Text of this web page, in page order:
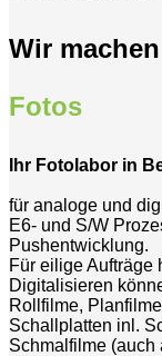
Wir
Fotos
Ihr Fotolabor in
für analoge und
E6- und S/W
Pushentwicklung.
Für eilige Aufträge
Digitalisieren
Rollfilme,
Schallplatten inl.
Schmalfilme (auch